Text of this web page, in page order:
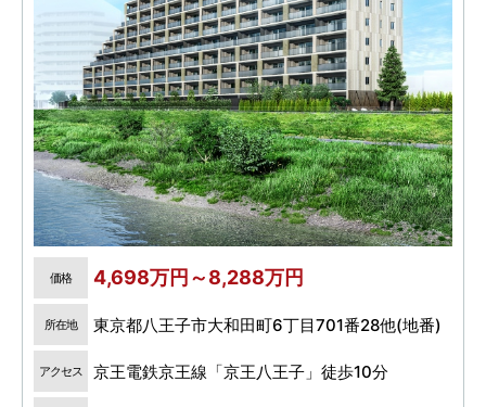
価格 4,698万円～8,288万円
所在地 東京都八王子市大和田町6丁目701番28他(地番)
アクセス 京王電鉄京王線「京王八王子」徒歩10分